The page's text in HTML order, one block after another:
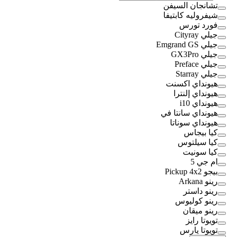
تشانجان السيفن
شيفروليه كابتيفا
فورد تورس
جيلي Cityray
جيلي Emgrand GS
جيلي GX3Pro
جيلي Preface
جيلي Starray
هيونداي اكسنت
هيونداي إلنترا
هيونداي i10
هيونداي سانتا في
هيونداي سوناتا
كيا بيجاس
كيا سيلتوس
كيا سونيت
ام جي 5
بيجو Pickup 4x2
رينو Arkana
رينو داستر
رينو كوليوس
رينو ميقان
تويوتا رايز
تويوتا يارس